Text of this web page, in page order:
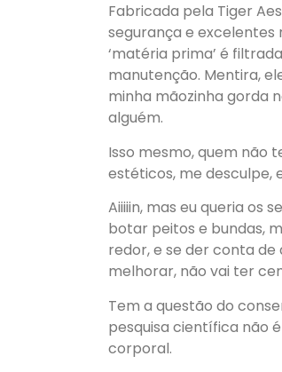
Fabricada pela Tiger
segurança e excelentes
‘matéria prima’ é
manutenção. Mentira,
minha mãozinha gorda
alguém.
Isso mesmo, quem não
estéticos, me desculpe,
Aiiiiin, mas eu queria os
botar peitos e bundas,
redor, e se der conta de
melhorar, não vai ter
Tem a questão do
pesquisa científica não é
corporal.